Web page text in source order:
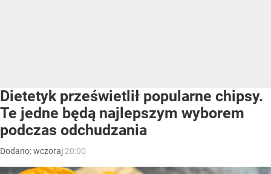
Dietetyk prześwietlił popularne chipsy.
Te jedne będą najlepszym wyborem
podczas odchudzania
Dodano:wczoraj 20:00